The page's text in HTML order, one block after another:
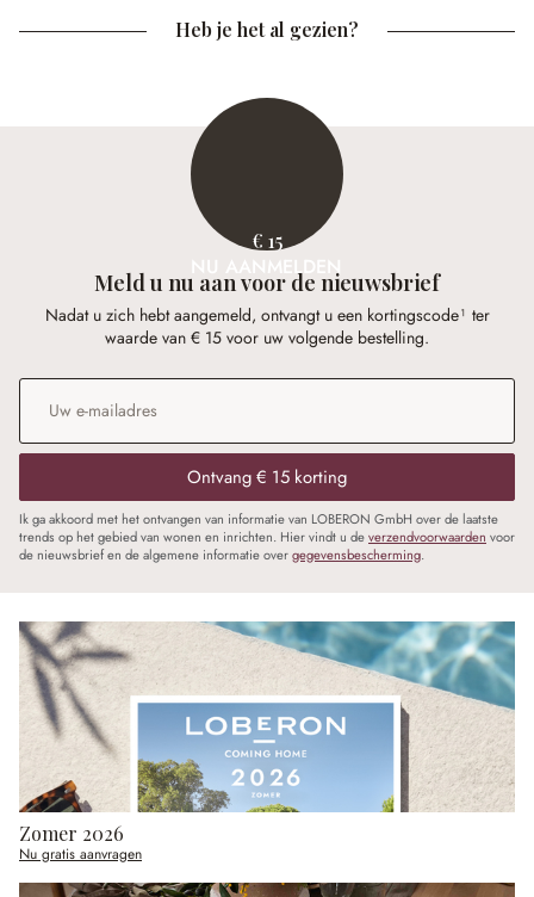
Heb je het al gezien?
€ 15
NU AANMELDEN
Meld u nu aan voor de nieuwsbrief
Nadat u zich hebt aangemeld, ontvangt u een kortingscode¹ ter
waarde van € 15 voor uw volgende bestelling.
E-mailadres
Ontvang € 15 korting
Ik ga akkoord met het ontvangen van informatie van LOBERON GmbH over de laatste
trends op het gebied van wonen en inrichten. Hier vindt u deverzendvoorwaarden voor
de nieuwsbrief en de algemene informatie overgegevensbescherming.
Zomer 2026
Nu gratis aanvragen